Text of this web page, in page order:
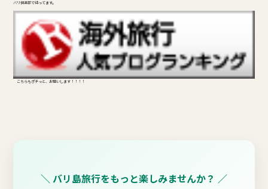
バリ倶楽部で待ってます。
こちらもポチっと、お願いします！！！！
＼ バリ島旅行をもっと楽しみませんか？ ／